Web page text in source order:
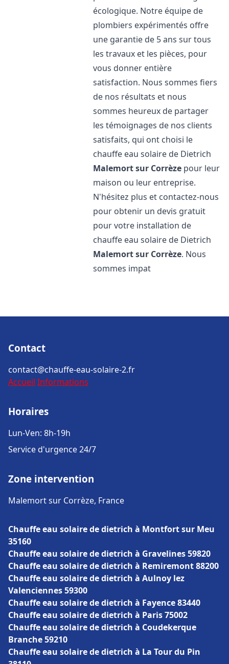
écologique. Notre équipe de
plombiers expérimentés offre
une garantie de 5 ans sur tous
les travaux et les pièces, pour
vous donner entière
satisfaction. Nous sommes fiers
de nos résultats et nous
sommes heureux de partager
les témoignages de nos clients
satisfaits, qui ont choisi le
chauffe eau solaire de Dietrich
Malemort sur Corrèze pour leur
maison ou leur entreprise.
N'hésitez plus et contactez-nous
pour obtenir un devis gratuit
pour votre installation de
chauffe eau solaire de Dietrich
Malemort sur Corrèze. Nous
sommes impat
Contact
contact@chauffe-eau-solaire-2.fr
Accueil Informations
Horaires
Lun-Ven: 8h-19h
Service d'urgence 24/7
Zone intervention
Malemort sur Corrèze, France
Chauffe eau solaire de dietrich à Montfort sur Meu
35160
Chauffe eau solaire de dietrich à Gravelines 59820
Chauffe eau solaire de dietrich à Remiremont 88200
Chauffe eau solaire de dietrich à Aulnoy lez
Valenciennes 59300
Chauffe eau solaire de dietrich à Fayence 83440
Chauffe eau solaire de dietrich à Paris 75002
Chauffe eau solaire de dietrich à Coudekerque
Branche 59210
Chauffe eau solaire de dietrich à La Tour du Pin